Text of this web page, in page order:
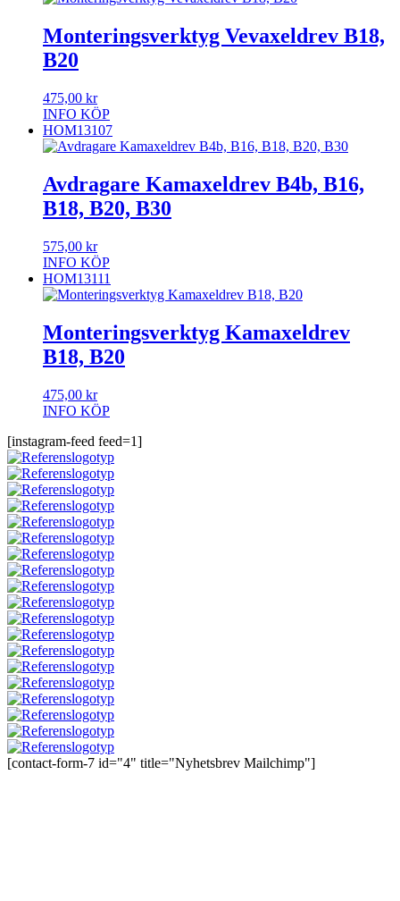
Monteringsverktyg Vevaxeldrev B18,
B20
475,00 kr
INFO KÖP
HOM13107
Avdragare Kamaxeldrev B4b, B16,
B18, B20, B30
575,00 kr
INFO KÖP
HOM13111
Monteringsverktyg Kamaxeldrev
B18, B20
475,00 kr
INFO KÖP
[instagram-feed feed=1]
[contact-form-7 id="4" title="Nyhetsbrev Mailchimp"]